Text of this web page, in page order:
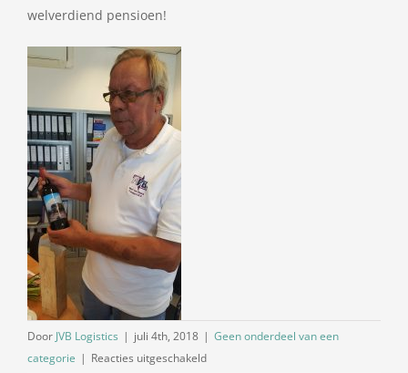
welverdiend pensioen!
Door JVB Logistics | juli 4th, 2018 | Geen onderdeel van een
categorie | Reacties uitgeschakeldvoor